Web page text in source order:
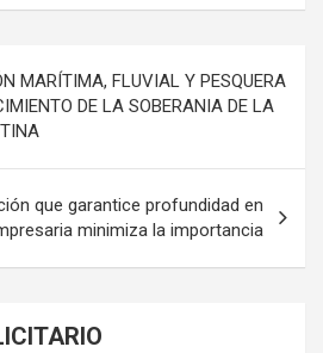
at
s
A
p
p
MARÍTIMA, FLUVIAL Y PESQUERA
DE LA SOBERANIA DE LA
que garantice profundidad en
minimiza la importancia